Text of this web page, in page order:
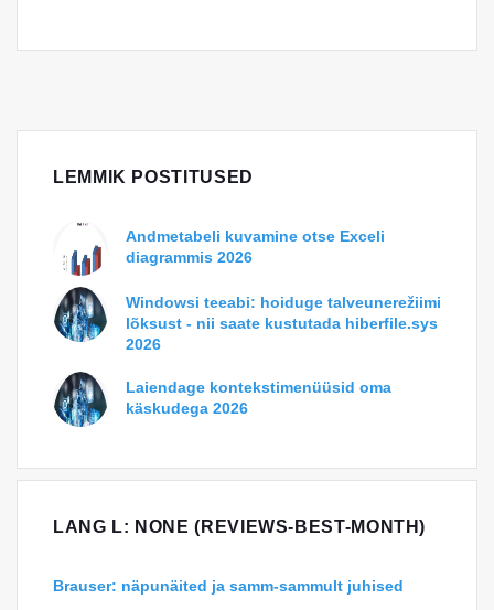
LEMMIK POSTITUSED
Andmetabeli kuvamine otse Exceli
diagrammis 2026
Windowsi teeabi: hoiduge talveunerežiimi
lõksust - nii saate kustutada hiberfile.sys
2026
Laiendage kontekstimenüüsid oma
käskudega 2026
LANG L: NONE (REVIEWS-BEST-MONTH)
Brauser: näpunäited ja samm-sammult juhised